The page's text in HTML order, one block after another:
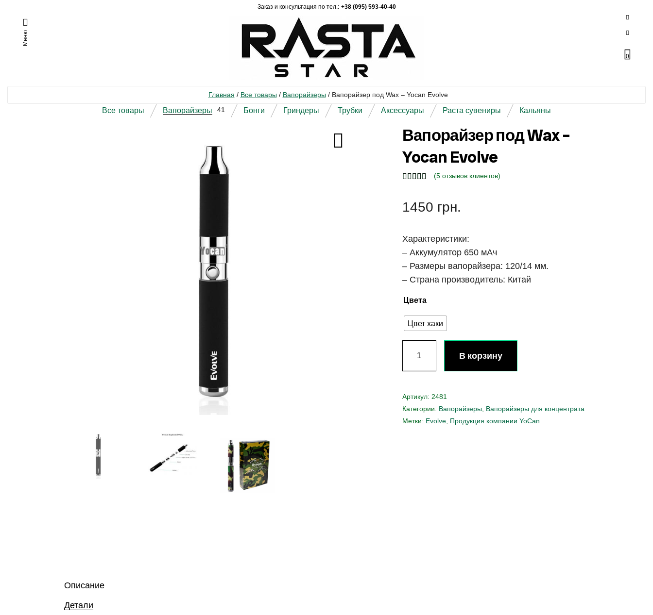
Заказ и консультация по тел.: +38 (095) 593-40-40
Меню
0
Главная / Все товары/ Вапорайзеры/ Вапорайзер под Wax – Yocan Evolve
Все товары Вапорайзеры 41 Бонги Гриндеры Трубки Аксессуары Раста сувениры Кальяны
Вапорайзер под Wax –
Yocan Evolve
(5отзывов клиентов)
1450 грн.
Характеристики:
– Аккумулятор 650 мАч
– Размеры вапорайзера: 120/14 мм.
– Страна производитель: Китай
Цвета
Цвет хаки
В корзину
Артикул: 2481
Категории: Вапорайзеры, Вапорайзеры для концентрата
Метки: Evolve, Продукция компании YoCan
Описание
Детали